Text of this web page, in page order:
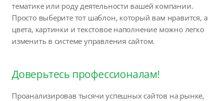
тематике или роду деятельности вашей компании.
Просто выберите тот шаблон, который вам нравится, а
цвета, картинки и текстовое наполнение можно легко
изменить в системе управления сайтом.
Доверьтесь профессионалам!
Проанализировав тысячи успешных сайтов на рынке,